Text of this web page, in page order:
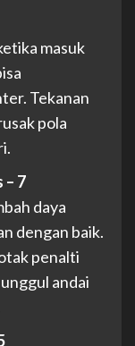
masuk
Tekanan
pola
– 7
daya
dengan baik.
penalti
andai